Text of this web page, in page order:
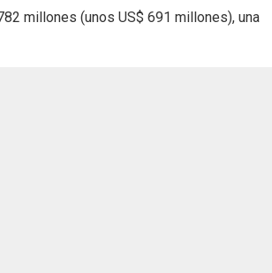
millones (unos US$ 691 millones), una